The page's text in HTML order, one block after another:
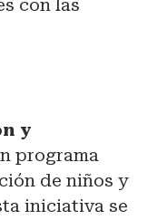
con las
y
programa
de niños y
iniciativa se